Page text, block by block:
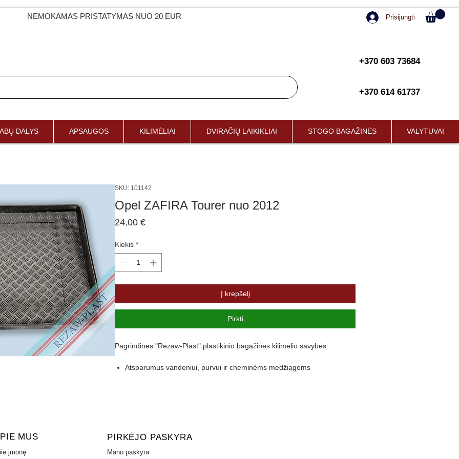
NEMOKAMAS PRISTATYMAS NUO 20 EUR Prisijungti
+370 603 73684
+370 614 61737
DALYS APSAUGOS KILIMĖLIAI DVIRAČIŲ LAIKIKLIAI STOGO BAGAŽINĖS VALYTUVAI
SKU: 101142
Opel ZAFIRA Tourer nuo 2012
24,00 €Price
Kiekis *
Į krepšelį
Pirkti
Pagrindinės "Rezaw-Plast" plastikinio bagažinės kilimėlio savybės:
Atsparumus vandeniui, purvui ir cheminėms medžiagoms
MUS
įmonę
PIRKĖJO PASKYRA
Mano paskyra